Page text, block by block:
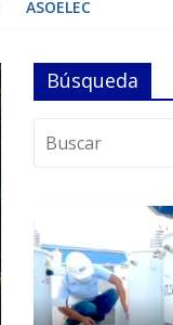
ASOELEC
Búsqueda